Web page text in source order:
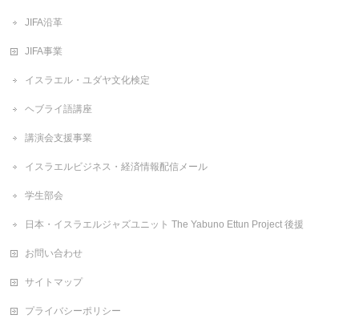
JIFA沿革
JIFA事業
イスラエル・ユダヤ文化検定
ヘブライ語講座
講演会支援事業
イスラエルビジネス・経済情報配信メール
学生部会
日本・イスラエルジャズユニット The Yabuno Ettun Project 後援
お問い合わせ
サイトマップ
プライバシーポリシー